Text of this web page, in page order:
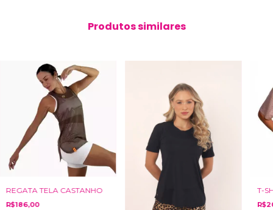
Produtos similares
REGATA TELA CASTANHO
R$186,00
T-